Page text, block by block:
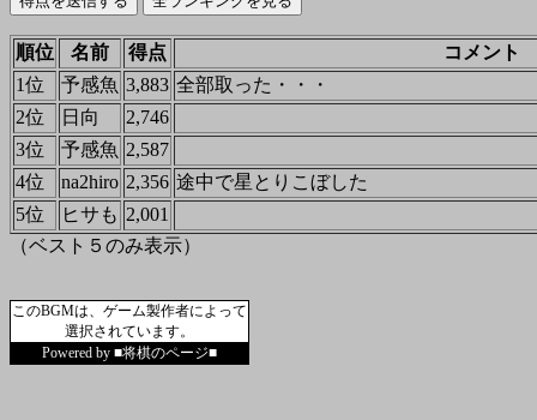
順位 名前 得点
コメント
1位
予感魚 3,883 全部取った・・・
2位
日向
2,746
3位
予感魚 2,587
4位
na2hiro 2,356 途中で星とりこぼした
5位
ヒサも 2,001
（ベスト５のみ表示）
このBGMは、ゲーム製作者によって
選択されています。
Powered by ■将棋のページ■